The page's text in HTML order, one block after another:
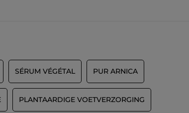
SÉRUM VÉGÉTAL PUR ARNICA
PLANTAARDIGE VOETVERZORGING